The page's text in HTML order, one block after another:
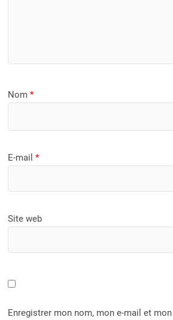
Nom*
E-mail*
Site web
Enregistrer mon nom, mon e-mail et